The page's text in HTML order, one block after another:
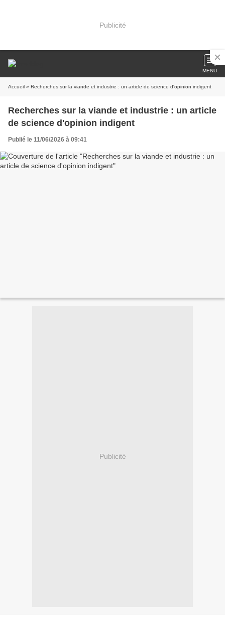
Publicité
MENU
Accueil » Recherches sur la viande et industrie : un article de science d'opinion indigent
Recherches sur la viande et industrie : un article
de science d'opinion indigent
Publié le 11/06/2026 à 09:41
Publicité